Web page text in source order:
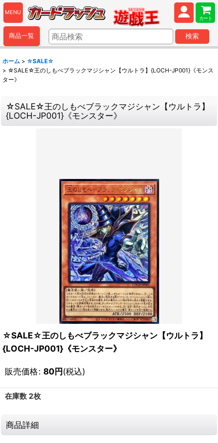
MENU
カート
商品一覧 検索
ホーム > ☆SALE☆
> ☆SALE☆王のしもべブラックマジシャン【ウルトラ】{LOCH-JP001}《モンス
ター》
☆SALE☆王のしもべブラックマジシャン【ウルトラ】
{LOCH-JP001}《モンスター》
☆SALE☆王のしもべブラックマジシャン【ウルトラ】
{LOCH-JP001}《モンスター》
販売価格: 80円(税込)
在庫数 2枚
商品詳細